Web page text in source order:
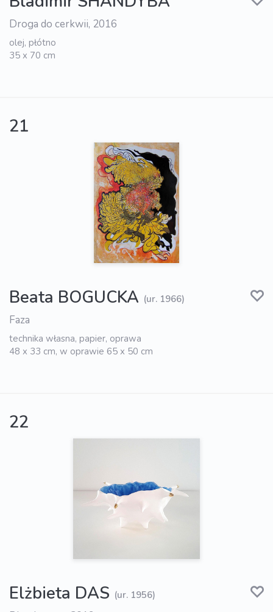
Droga do cerkwii, 2016
olej, płótno
35 x 70 cm
21
Beata BOGUCKA (ur. 1966)
Faza
technika własna, papier, oprawa
48 x 33 cm, w oprawie 65 x 50 cm
22
Elżbieta DAS (ur. 1956)